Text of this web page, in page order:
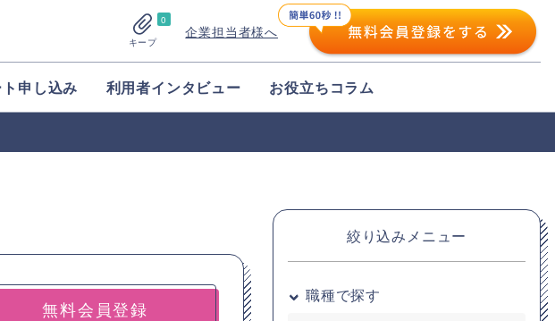
0
キープ
企業担当者様へ
申し込み 利用者インタビュー お役立ちコラム
無料会員登録
絞り込みメニュー
職種で探す